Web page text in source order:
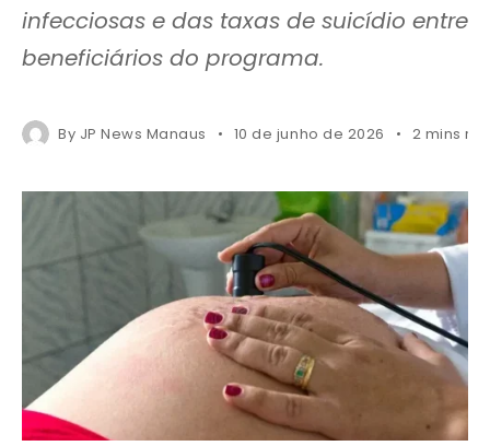
infecciosas e das taxas de suicídio entre
beneficiários do programa.
By JP News Manaus 10 de junho de 2026 2 mins